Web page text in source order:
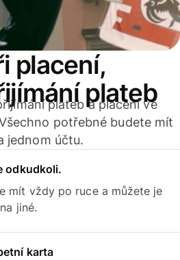
placení,
plateb
plateb a placení ve
potřebné budete mít
jednom účtu.
odkudkoli.
mít vždy po ruce a můžete je
jiné.
karta